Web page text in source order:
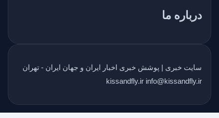
درباره ما
سایت خبری | پوشش خبری اخبار ایران و جهان ایران - تهران
kissandfly.ir info@kissandfly.ir